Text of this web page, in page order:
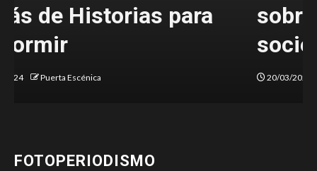
sobre el estado de nuestra
sociedad
20/03/2024
FOTOPERIODISMO